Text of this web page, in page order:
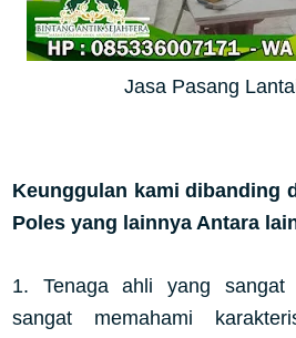
Jasa Pasang
Keunggulan kami dibanding
Poles yang lainnya Antara
1. Tenaga ahli yang sangat
sangat memahami